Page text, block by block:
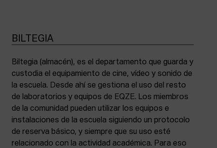
BILTEGIA
Biltegia (almacén), es el departamento que guarda y
custodia el equipamiento de cine, vídeo y sonido de
la escuela. Desde ahí se gestiona el uso del resto
de laboratorios y equipos de EQZE. Los miembros
de la comunidad pueden utilizar los equipos e
instalaciones de la escuela siguiendo un protocolo
de reserva básico, y siempre que su uso esté
relacionado con la actividad académica. Para eso